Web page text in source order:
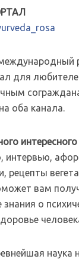
для
оба канала.
интервью,
рецепты
вам
знания о
наука